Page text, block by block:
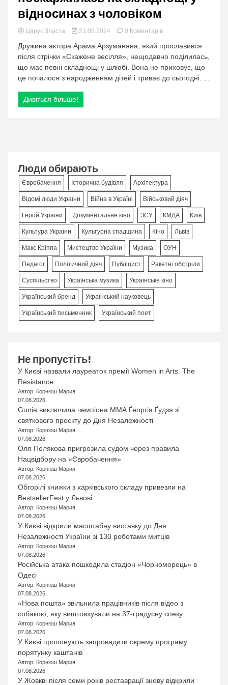
відносинах з чоловіком
Царук Власта 21.05.2024 0 Коментарівв
Дружина
відомого
актора
поскаржилась
Дружина актора Арама Арзуманяна, який прославився
після стрічки «Скажене весілля», нещодавно поділилась,
що має певні складнощі у шлюбі. Вона не приховує, що
Дивіться більше!
Люди обирають
Євробачення Історична будівля Архітектура
Відомі люди України Війна в Україні Військовий діяч
Герой України Документальне кіно ЗСУ КМДА Київ
Культура України Культурна спадщина Кіно Львів
Макс Кріппа Мистецтво України Музика ОУН
Педагог Політичний діяч Публіцист Ракетні обстріли
Суспільство Українська музика Українське кіно
Український бренд Український науковець
Український письменник Український поет
Не пропустіть!
У Києві назвали лауреаток премії Women in Arts. The
Resistance
Автор: Корнюш Мария
07.08.2026
Gunia виключила чемпіона ММА Ґеоргія Ґудзя зі
святкового проєкту до Дня Незалежності
Автор: Корнюш Мария
07.08.2026
Оля Полякова пригрозила судом через правила
Нацвідбору на «Євробачення»
Автор: Корнюш Мария
07.08.2026
Обгорілі книжки з харківського складу привезли на
BestsellerFest у Львові
Автор: Корнюш Мария
07.08.2026
У Києві відкрили масштабну виставку до Дня
Незалежності України зі 130 роботами митців
Автор: Корнюш Мария
07.08.2026
Російська атака пошкодила стадіон «Чорноморець» в
Одесі
Автор: Корнюш Мария
07.08.2026
«Нова пошта» звільнила працівників після відео з
собакою, яку виштовхували на 37-градусну спеку
Автор: Корнюш Мария
07.08.2026
У Києві пропонують запровадити окрему програму
порятунку каштанів
Автор: Корнюш Мария
07.08.2026
У Жовкві після семи років реставрації знову відкрили